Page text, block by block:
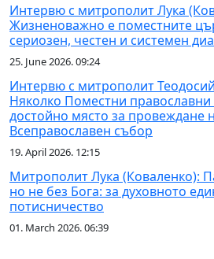
Интервю с митрополит Лука
Жизненоважно е поместните
сериозен, честен и системен
25. June 2026. 09:24
Интервю с митрополит
Няколко Поместни православни
достойно място за провеждане
Всеправославен събор
19. April 2026. 12:15
Митрополит Лука (Коваленко):
но не без Бога: за духовното
потисничество
01. March 2026. 06:39